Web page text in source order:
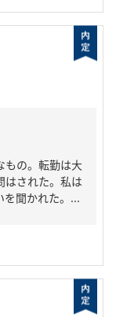
もの。転勤は大
はされた。私は
を聞かれた。...